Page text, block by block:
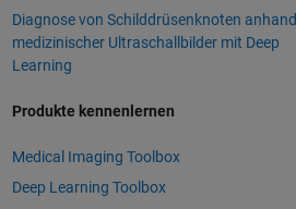
Diagnose von Schilddrüsenknoten anhand
medizinischer Ultraschallbilder mit Deep
Learning
Produkte kennenlernen
Medical Imaging Toolbox
Deep Learning Toolbox